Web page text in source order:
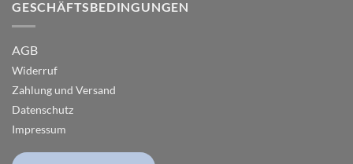
GESCHÄFTSBEDINGUNGEN
AGB
Widerruf
Zahlung und Versand
Datenschutz
Impressum